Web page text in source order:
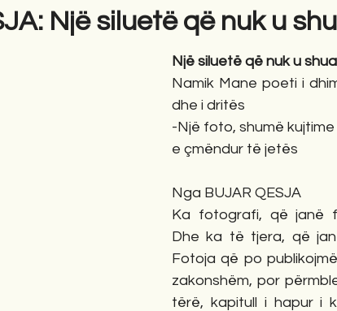
Romane English
Një siluetë që nuk u
Një siluetë që nuk u
Namik Mane poeti i
dhe i dritës
-Një foto, shumë
e çmëndur të jetës
Nga BUJAR QESJA
Ka fotografi, që janë
Dhe ka të tjera, që
Fotoja që po
zakonshëm, por
tërë, kapitull i hapur i